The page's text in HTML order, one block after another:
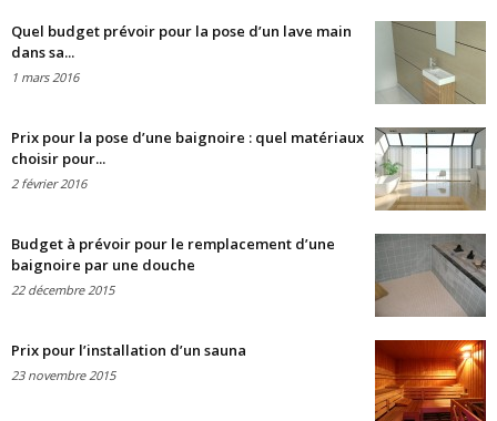
Quel budget prévoir pour la pose d’un lave main
dans sa...
1 mars 2016
Prix pour la pose d’une baignoire : quel matériaux
choisir pour...
2 février 2016
Budget à prévoir pour le remplacement d’une
baignoire par une douche
22 décembre 2015
Prix pour l’installation d’un sauna
23 novembre 2015